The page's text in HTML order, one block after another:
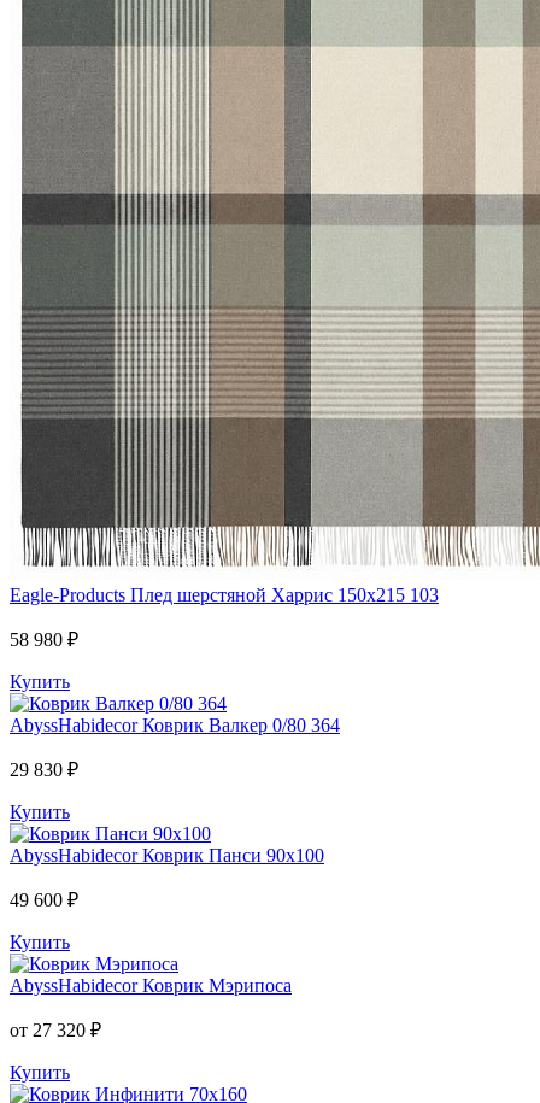
Eagle-Products Плед шерстяной Харрис 150х215 103
58 980 ₽
Купить
AbyssHabidecor Коврик Валкер 0/80 364
29 830 ₽
Купить
AbyssHabidecor Коврик Панси 90х100
49 600 ₽
Купить
AbyssHabidecor Коврик Мэрипоса
от 27 320 ₽
Купить